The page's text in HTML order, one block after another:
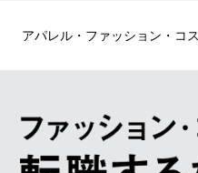
アパレル・ファッション・コ